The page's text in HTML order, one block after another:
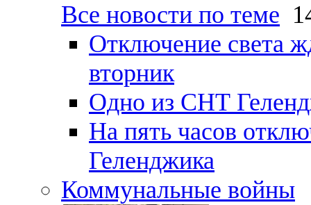
Все новости по теме
Отключение света
вторник
Одно из СНТ
На пять часов
Геленджика
Коммунальные войны